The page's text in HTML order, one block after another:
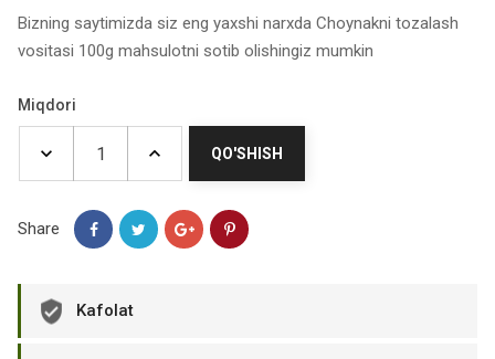
Bizning saytimizda siz eng yaxshi narxda Choynakni tozalash
vositasi 100g mahsulotni sotib olishingiz mumkin
Miqdori
QO'SHISH
Share
Kafolat